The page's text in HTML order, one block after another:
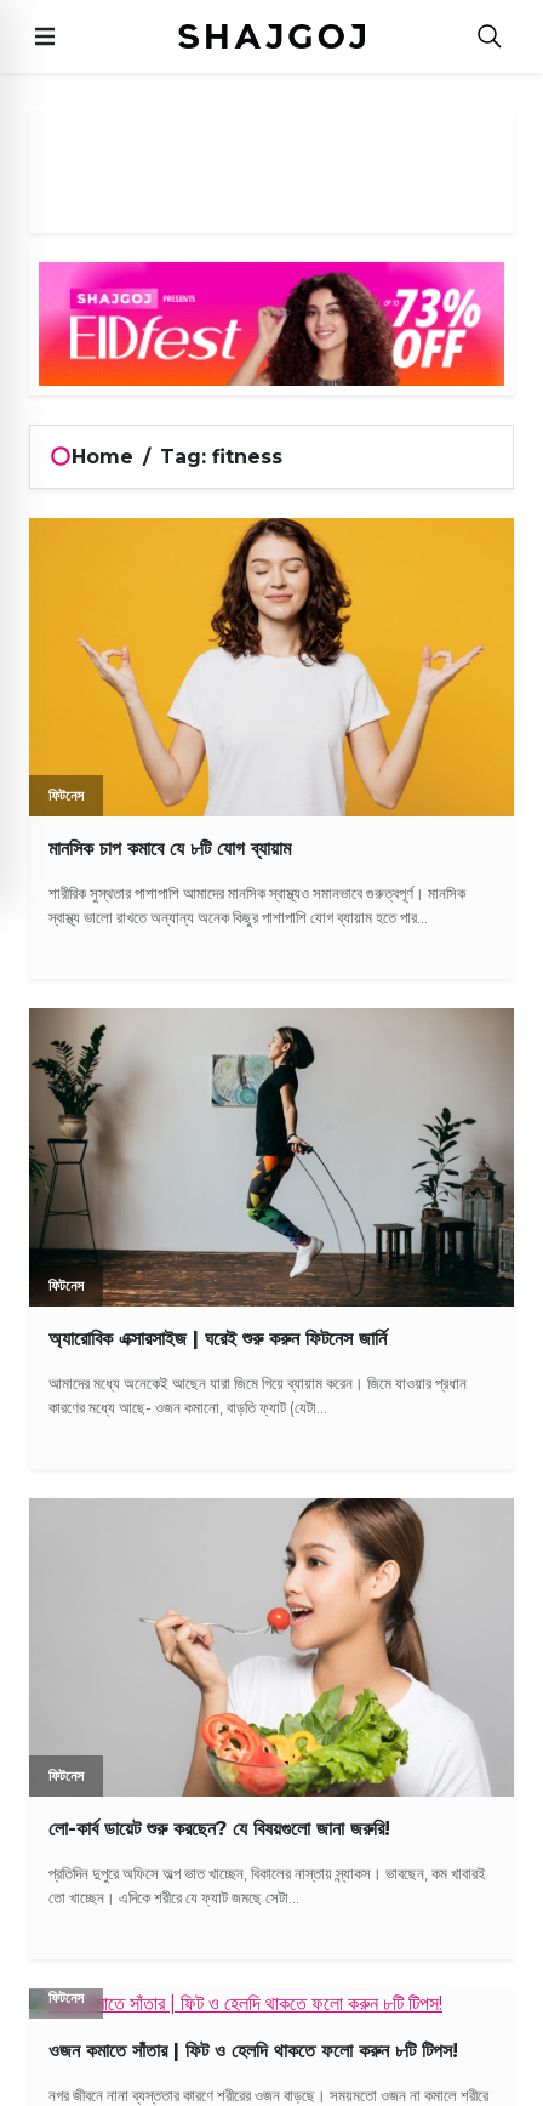
Home / Tag: fitness
ফিটনেস
মানসিক চাপ কমাবে যে ৮টি যোগ ব্যায়াম
শারীরিক সুস্থতার পাশাপাশি আমাদের মানসিক স্বাস্থ্যও সমানভাবে গুরুত্বপূর্ণ। মানসিক
স্বাস্থ্য ভালো রাখতে অন্যান্য অনেক কিছুর পাশাপাশি যোগ ব্যায়াম হতে পার...
ফিটনেস
অ্যারোবিক এক্সারসাইজ | ঘরেই শুরু করুন ফিটনেস জার্নি
আমাদের মধ্যে অনেকেই আছেন যারা জিমে গিয়ে ব্যায়াম করেন। জিমে যাওয়ার প্রধান
কারণের মধ্যে আছে- ওজন কমানো, বাড়তি ফ্যাট (যেটা...
ফিটনেস
লো-কার্ব ডায়েট শুরু করছেন? যে বিষয়গুলো জানা জরুরি!
প্রতিদিন দুপুরে অফিসে অল্প ভাত খাচ্ছেন, বিকালের নাস্তায় স্ন্যাকস। ভাবছেন, কম খাবারই
তো খাচ্ছেন। এদিকে শরীরে যে ফ্যাট জমছে সেটা...
ফিটনেস
ওজন কমাতে সাঁতার | ফিট ও হেলদি থাকতে ফলো করুন ৮টি টিপস!
নগর জীবনে নানা ব্যস্ততার কারণে শরীরের ওজন বাড়ছে। সময়মতো ওজন না কমালে শরীরে